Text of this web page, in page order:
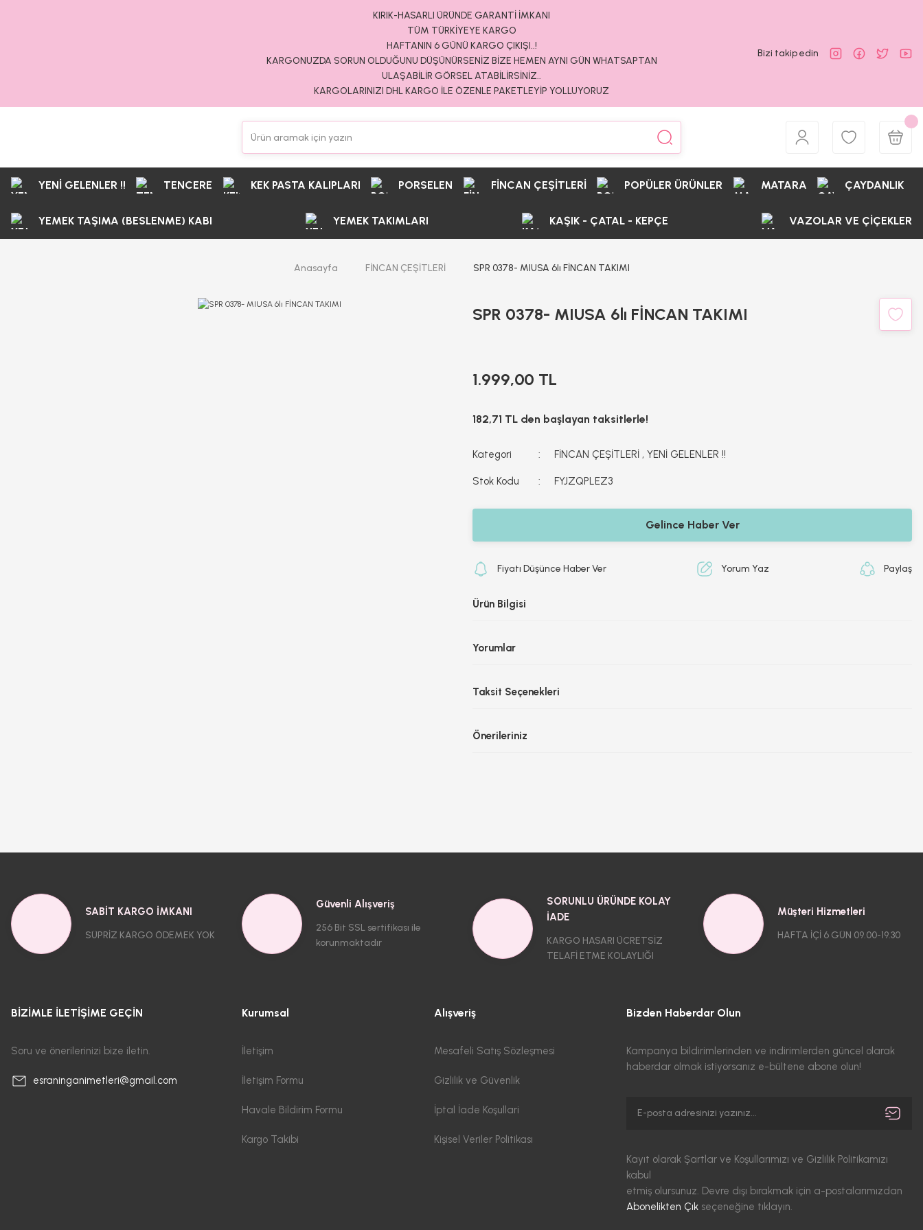
KIRIK-HASARLI ÜRÜNDE GARANTİ İMKANI
TÜM TÜRKİYEYE KARGO
HAFTANIN 6 GÜNÜ KARGO ÇIKIŞI..!
KARGONUZDA SORUN OLDUĞUNU DÜŞÜNÜRSENİZ BİZE HEMEN AYNI GÜN WHATSAPTAN
ULAŞABİLİR GÖRSEL ATABİLİRSİNİZ..
KARGOLARINIZI DHL KARGO İLE ÖZENLE PAKETLEYİP YOLLUYORUZ
Bizi takip edin
YENİ GELENLER !! TENCERE KEK PASTA KALIPLARI PORSELEN FİNCAN ÇEŞİTLERİ POPÜLER ÜRÜNLER MATARA ÇAYDANLIK
YEMEK TAŞIMA (BESLENME) KABI YEMEK TAKIMLARI KAŞIK - ÇATAL - KEPÇE VAZOLAR VE ÇİÇEKLER
Anasayfa FİNCAN ÇEŞİTLERİ SPR 0378- MIUSA 6lı FİNCAN TAKIMI
SPR 0378- MIUSA 6lı FİNCAN TAKIMI
1.999,00 TL
182,71 TL den başlayan taksitlerle!
Kategori FİNCAN ÇEŞİTLERİ , YENİ GELENLER !!
Stok Kodu FYJZQPLEZ3
Gelince Haber Ver
Fiyatı Düşünce Haber Ver Yorum Yaz Paylaş
Ürün Bilgisi
Yorumlar
Taksit Seçenekleri
Önerileriniz
SABİT KARGO İMKANI
SÜPRİZ KARGO ÖDEMEK YOK
Güvenli Alışveriş
256 Bit SSL sertifikası ile
korunmaktadır
SORUNLU ÜRÜNDE KOLAY
İADE
KARGO HASARI ÜCRETSİZ
TELAFİ ETME KOLAYLIĞI
Müşteri Hizmetleri
HAFTA İÇİ 6 GÜN 09.00-19.30
BİZİMLE İLETİŞİME GEÇİN
Soru ve önerilerinizi bize iletin.
esraninganimetleri@gmail.com
Kurumsal
İletişim
İletişim Formu
Havale Bildirim Formu
Kargo Takibi
Alışveriş
Mesafeli Satış Sözleşmesi
Gizlilik ve Güvenlik
İptal İade Koşullari
Kişisel Veriler Politikası
Bizden Haberdar Olun
Kampanya bildirimlerinden ve indirimlerden güncel olarak
haberdar olmak istiyorsanız e-bültene abone olun!
Kayıt olarak Şartlar ve Koşullarımızı ve Gizlilik Politikamızı
kabul
etmiş olursunuz. Devre dışı bırakmak için a-postalarımızdan
Abonelikten Çık seçeneğine tıklayın.